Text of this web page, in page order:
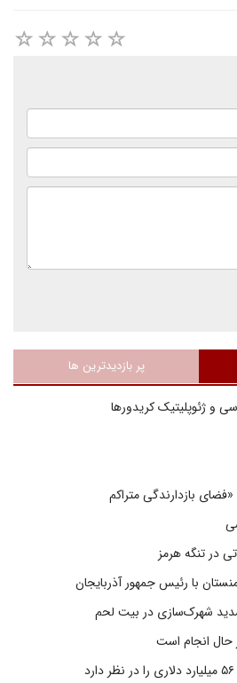
پر بازدیدترین ها
و ژئوپلیتیک کریدورها
بازدارندگی متراکم
در تنگه هرمز
با رئیس جمهور آذربایجان
شهرک‌سازی در بیت‌ لحم
حال انجام است